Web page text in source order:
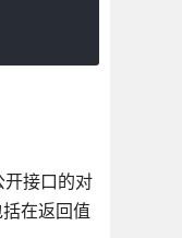
接口的对
在返回值